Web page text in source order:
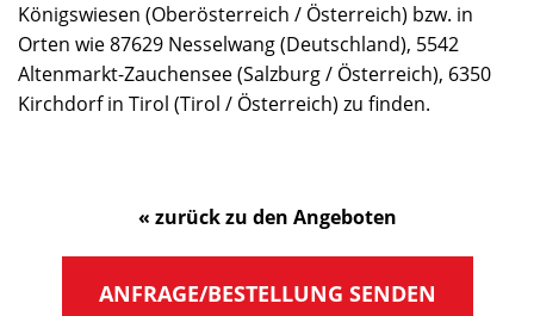
Königswiesen (Oberösterreich / Österreich) bzw. in
Orten wie 87629 Nesselwang (Deutschland), 5542
Altenmarkt-Zauchensee (Salzburg / Österreich), 6350
Kirchdorf in Tirol (Tirol / Österreich) zu finden.
« zurück zu den Angeboten
ANFRAGE/BESTELLUNG SENDEN